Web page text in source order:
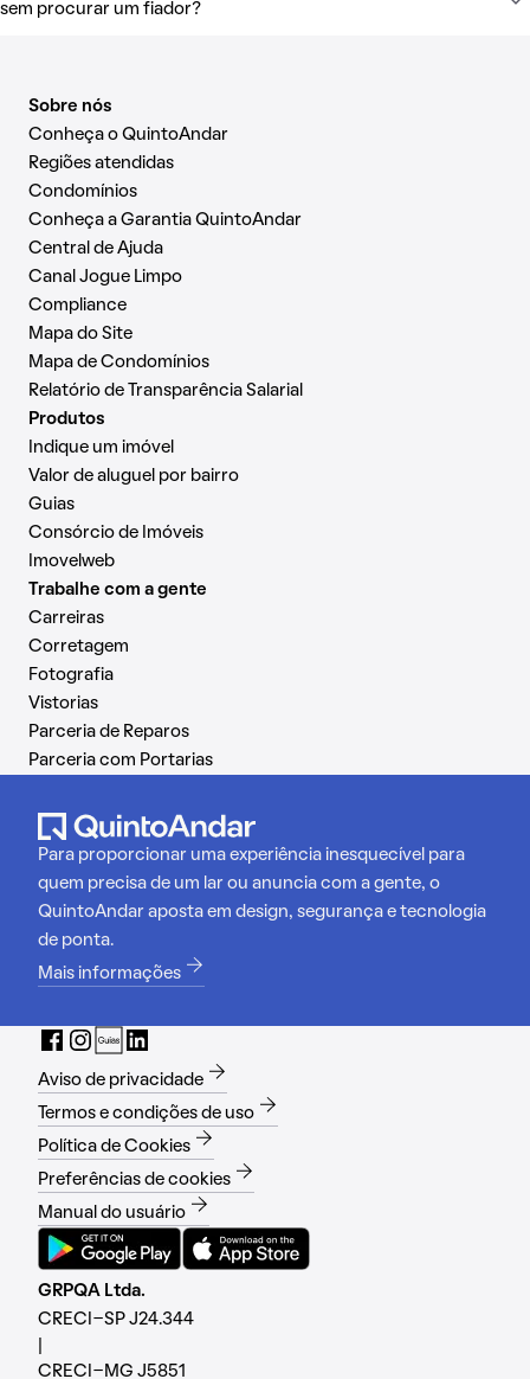
sem procurar um fiador?
Sobre nós
Conheça o QuintoAndar
Regiões atendidas
Condomínios
Conheça a Garantia QuintoAndar
Central de Ajuda
Canal Jogue Limpo
Compliance
Mapa do Site
Mapa de Condomínios
Relatório de Transparência Salarial
Produtos
Indique um imóvel
Valor de aluguel por bairro
Guias
Consórcio de Imóveis
Imovelweb
Trabalhe com a gente
Carreiras
Corretagem
Fotografia
Vistorias
Parceria de Reparos
Parceria com Portarias
Para proporcionar uma experiência inesquecível para
quem precisa de um lar ou anuncia com a gente, o
QuintoAndar aposta em design, segurança e tecnologia
de ponta.
Mais informações
Aviso de privacidade
Termos e condições de uso
Política de Cookies
Preferências de cookies
Manual do usuário
GRPQA Ltda.
CRECI-SP J24.344
CRECI-MG J5851